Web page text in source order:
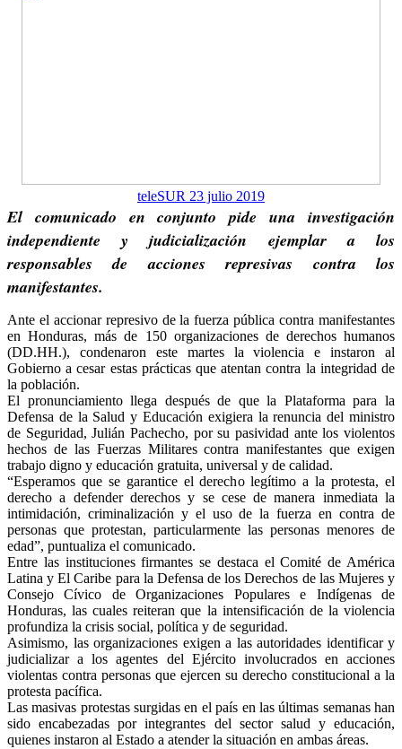
teleSUR 23 julio 2019
El comunicado en conjunto pide una investigación
independiente y judicialización ejemplar a los
responsables de acciones represivas contra los
manifestantes.
Ante el accionar represivo de la fuerza pública contra manifestantes
en Honduras, más de 150 organizaciones de derechos humanos
(DD.HH.), condenaron este martes la violencia e instaron al
Gobierno a cesar estas prácticas que atentan contra la integridad de
la población.
El pronunciamiento llega después de que la Plataforma para la
Defensa de la Salud y Educación exigiera la renuncia del ministro
de Seguridad, Julián Pachecho, por su pasividad ante los violentos
hechos de las Fuerzas Militares contra manifestantes que exigen
trabajo digno y educación gratuita, universal y de calidad.
“Esperamos que se garantice el derecho legítimo a la protesta, el
derecho a defender derechos y se cese de manera inmediata la
intimidación, criminalización y el uso de la fuerza en contra de
personas que protestan, particularmente las personas menores de
edad”, puntualiza el comunicado.
Entre las instituciones firmantes se destaca el Comité de América
Latina y El Caribe para la Defensa de los Derechos de las Mujeres y
Consejo Cívico de Organizaciones Populares e Indígenas de
Honduras, las cuales reiteran que la intensificación de la violencia
profundiza la crisis social, política y de seguridad.
Asimismo, las organizaciones exigen a las autoridades identificar y
judicializar a los agentes del Ejército involucrados en acciones
violentas contra personas que ejercen su derecho constitucional a la
protesta pacífica.
Las masivas protestas surgidas en el país en las últimas semanas han
sido encabezadas por integrantes del sector salud y educación,
quienes instaron al Estado a atender la situación en ambas áreas.